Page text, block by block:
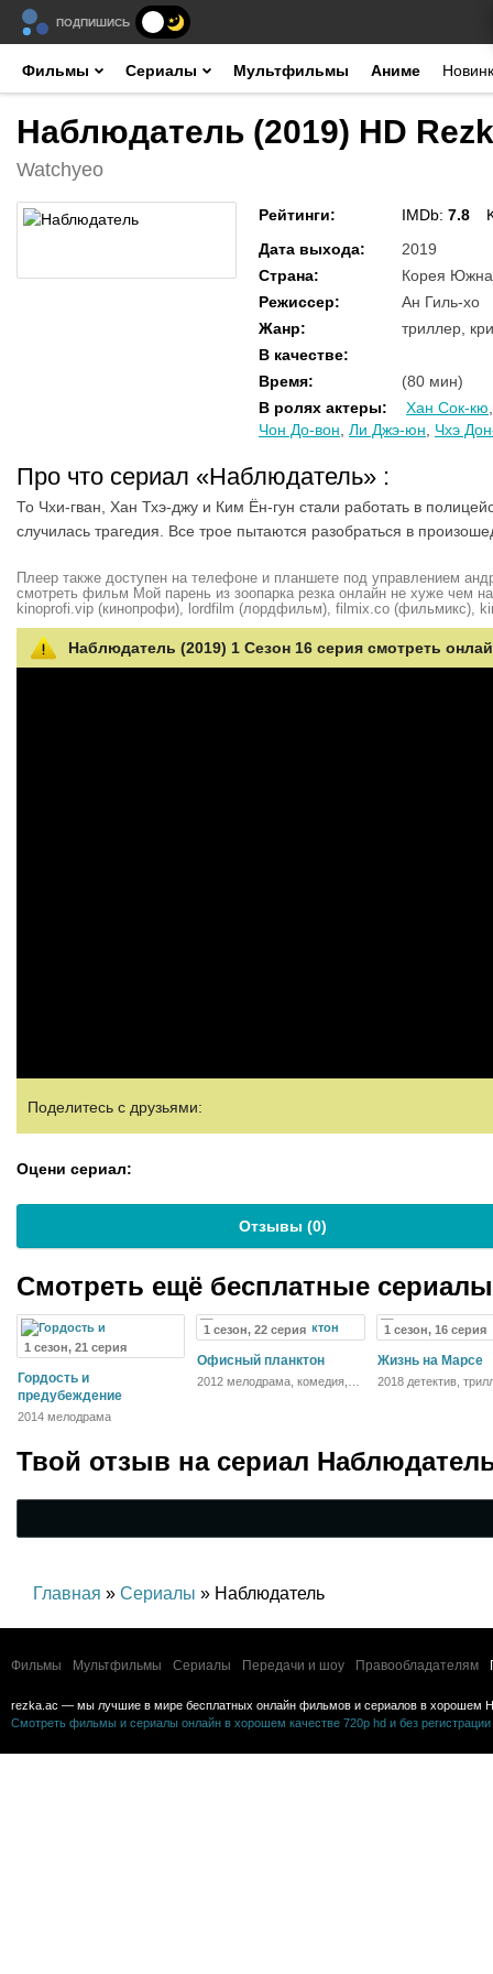
ПОДПИШИСЬ
Фильмы Сериалы Мультфильмы Аниме
Наблюдатель (2019) HD
Watchyeo
Рейтинги: IMDb: 7.8
Дата выхода:
2019
Страна:
Корея
Режиссер:
Ан Гиль-хо
Жанр:
триллер,
В качестве:
Время:
(80 мин)
В ролях актеры: Хан Сок-кю
Чон До-вон Ли Джэ-юн Чхэ
Про что сериал «Наблюдатель» :
То Чхи-гван, Хан Тхэ-джу и Ким Ён-гун стали работать в
случилась трагедия. Все трое пытаются разобраться в
Плеер также доступен на телефоне и планшете под управлением
смотреть фильм Мой парень из зоопарка резка онлайн не хуже чем
kinoprofi.vip (кинопрофи), lordfilm (лордфильм), filmix.co (фильмикс),
Наблюдатель (2019) 1 Сезон 16 серия смотреть
Поделитесь с друзьями:
Оцени сериал:
Отзывы (0)
Смотреть ещё бесплатные
1 сезон, 21 серия
Гордость и
предубеждение
2014 мелодрама
1 сезон, 22 серия
Офисный планктон
2012 мелодрама, комедия,
1 сезон, 16 серия
Жизнь на Марсе
2018 детектив,
Твой отзыв на сериал
Главная » Сериалы » Наблюдатель
Фильмы Мультфильмы Сериалы Передачи и шоу Правообладателям
rezka.ac — мы лучшие в мире бесплатных онлайн фильмов и сериалов в хорошем
Смотреть фильмы и сериалы онлайн в хорошем качестве 720p hd и без